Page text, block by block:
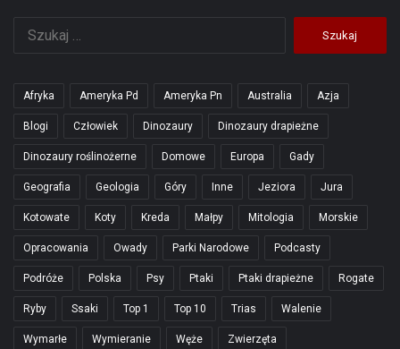
Afryka Ameryka Pd Ameryka Pn Australia Azja
Blogi Człowiek Dinozaury Dinozaury drapieżne
Dinozaury roślinożerne Domowe Europa Gady
Geografia Geologia Góry Inne Jeziora Jura
Kotowate Koty Kreda Małpy Mitologia Morskie
Opracowania Owady Parki Narodowe Podcasty
Podróże Polska Psy Ptaki Ptaki drapieżne Rogate
Ryby Ssaki Top 1 Top 10 Trias Walenie
Wymarłe Wymieranie Węże Zwierzęta